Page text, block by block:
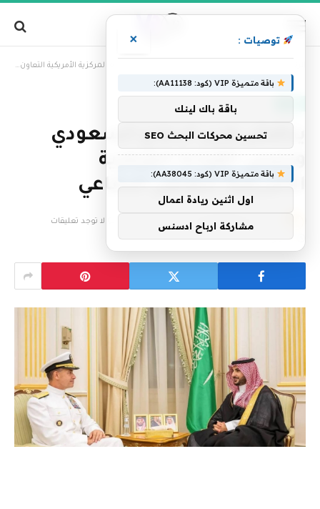
يناقش وزير الدفاع السعودي ورئيس القيادة المركزية الأمريكية التعاون الدفاعي
يناقش وزير الدفاع السعودي
ورئيس القيادة المركزية
الأمريكية التعاون الدفاعي
فريق التحرير لا توجد تعليقات
1 دقائق
توصيات : ×
باقة متميزة VIP (كود: AA11138):
باقة باك لينك
تحسين محركات البحث SEO
باقة متميزة VIP (كود: AA38045):
اول اثنين ريادة اعمال
مشاركة ارباح ادسنس